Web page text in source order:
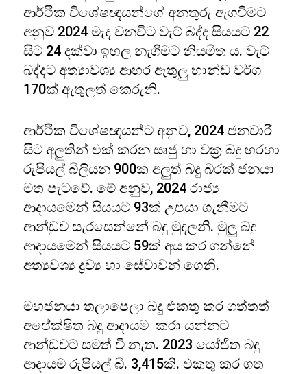
ආර්ථික විශේෂඥයන්ගේ අනතුරු ඇගවීමට
අනුව 2024 මැද වනවිට වැට් බද්ද සියයට 22
සිට 24 දක්වා ඉහල නැගීමට නියමිත ය. වැට්
බද්දට අත්‍යාවශ්‍ය ආහර ඇතුලු භාන්ඩ වර්ග
170ක් ඇතුලත් කෙරුනි.
ආර්ථික විශේෂඥයන්ට අනුව, 2024 ජනවාරි
සිට අලුතින් එක් කරන සෘජු හා වක්‍ර බදු හරහා
රුපියල් බිලියන 900ක අලුත් බදු බරක් ජනයා
මත පැටවේ. මේ අනුව, 2024 රාජ්‍ය
ආදායමෙන් සියයට 93ක් උපයා ගැනීමට
ආන්ඩුව සැරසෙන්නේ බදු මුදලනි. මුලු බදු
ආදායමෙන් සියයට 59ක් අය කර ගන්නේ
අත්‍යවශ්‍ය ද්‍රව්‍ය හා සේවාවන් ගෙනි.
මහජනයා තලාපෙලා බදු එකතු කර ගත්තත්
අපේක්ෂිත බදු ආදායම කරා යන්නට
ආන්ඩුවට සමත් වී නැත. 2023 යෝජිත බදු
ආදායම රුපියල් බි. 3,415කි. එකතු කර ගත